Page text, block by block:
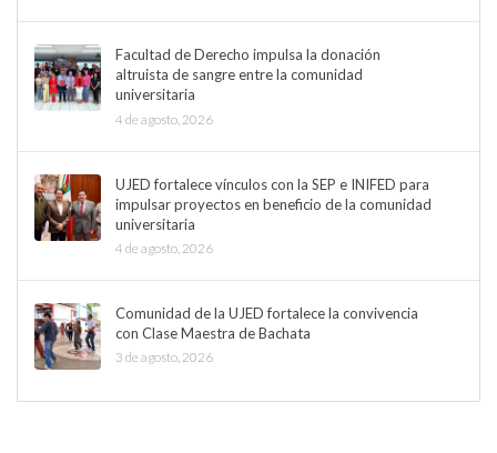
Facultad de Derecho impulsa la donación
altruista de sangre entre la comunidad
universitaria
4 de agosto, 2026
UJED fortalece vínculos con la SEP e INIFED para
impulsar proyectos en beneficio de la comunidad
universitaria
4 de agosto, 2026
Comunidad de la UJED fortalece la convivencia
con Clase Maestra de Bachata
3 de agosto, 2026